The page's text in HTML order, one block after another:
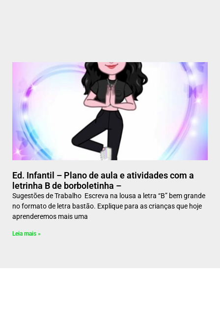
Ed. Infantil – Plano de aula e atividades com a
letrinha B de borboletinha –
Sugestões de Trabalho Escreva na lousa a letra “B” bem grande
no formato de letra bastão. Explique para as crianças que hoje
aprenderemos mais uma
Leia mais »